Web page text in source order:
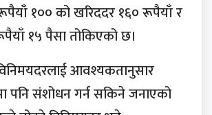
१०० को खरिददर १६० रूपैयाँ र
१५ पैसा तोकिएको छ।
आवश्यकतानुसार
संशोधन गर्न सकिने जनाएको